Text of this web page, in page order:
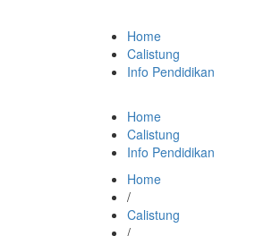
Home
Calistung
Info Pendidikan
Home
Calistung
Info Pendidikan
Home
/
Calistung
/